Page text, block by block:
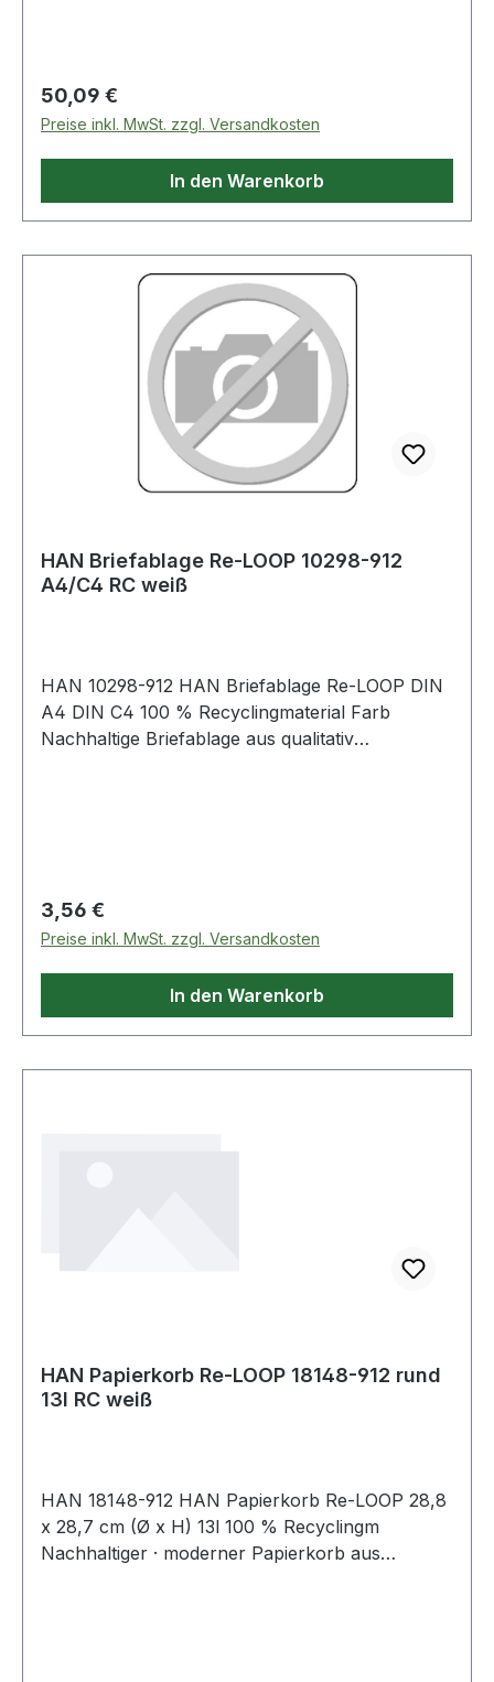
Regulärer Preis:
50,09 €
Preise inkl. MwSt. zzgl. Versandkosten
In den Warenkorb
HAN Briefablage Re-LOOP 10298-912
A4/C4 RC weiß
HAN 10298-912 HAN Briefablage Re-LOOP DIN
A4 DIN C4 100 % Recyclingmaterial Farb
Nachhaltige Briefablage aus qualitativ
oder versetzt stapelbar und nestbar. Die leicht
angeschrägte Vorderfront der Briefablage
verhindert ein Herausrutschen der Dokumente.
Regulärer Preis:
3,56 €
Preise inkl. MwSt. zzgl. Versandkosten
In den Warenkorb
HAN Papierkorb Re-LOOP 18148-912 rund
13l RC weiß
HAN 18148-912 HAN Papierkorb Re-LOOP 28,8
x 28,7 cm (Ø x H) 13l 100 % Recyclingm
Nachhaltiger · moderner Papierkorb aus